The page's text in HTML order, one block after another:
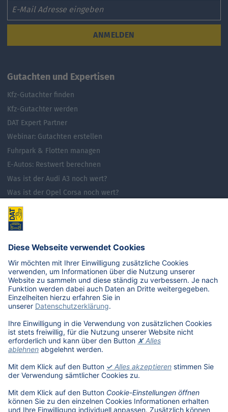
Email
ANMELDEN
Gutachten und Expertisen
Kfz-Gutachter finden
Kfz-Gutachter werden
DAT Expert Partner
Webinar: Gutachten erstellen
Fuhrpark & Flotten managen
E-Autos: Restwert berechnen
Was ist der Audi A3 noch wert?
Was ist der Opel Corsa noch wert?
Was ist der Renault Zoe noch wert?
Was ist der VW Golf noch wert?
Karriere
Übersicht
Stellenangebote
Benefits
Schüler, Absolventen, Studenten
#getDATjob
Unternehmen
DAT International
Wir über uns
DAT Historie